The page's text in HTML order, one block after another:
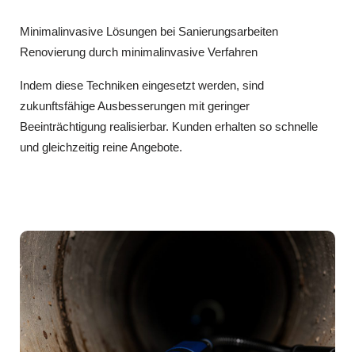
Minimalinvasive Lösungen bei Sanierungsarbeiten
Renovierung durch minimalinvasive Verfahren
Indem diese Techniken eingesetzt werden, sind
zukunftsfähige Ausbesserungen mit geringer
Beeinträchtigung realisierbar. Kunden erhalten so schnelle
und gleichzeitig reine Angebote.